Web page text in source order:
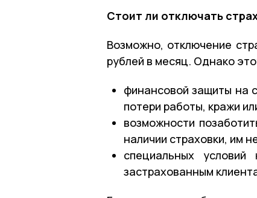
Стоит ли отключать
Возможно, отключение
рублей в месяц. Однако
финансовой защиты на
потери работы, кражи
возможности
наличии страховки, им
специальных
застрахованным